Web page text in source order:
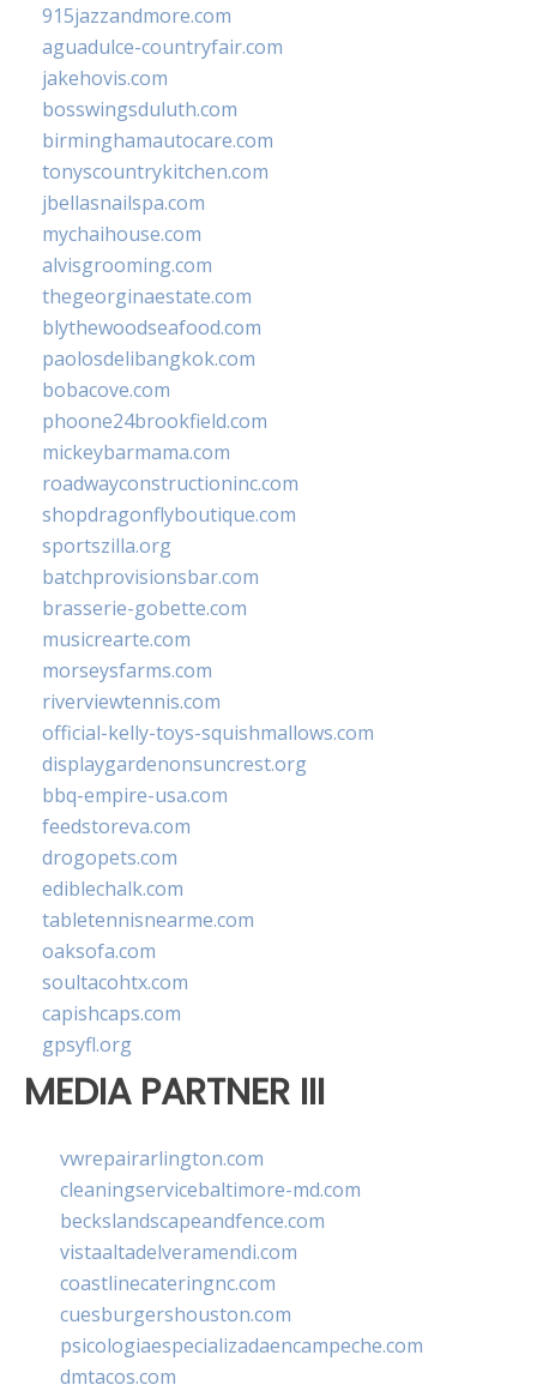
915jazzandmore.com
aguadulce-countryfair.com
jakehovis.com
bosswingsduluth.com
birminghamautocare.com
tonyscountrykitchen.com
jbellasnailspa.com
mychaihouse.com
alvisgrooming.com
thegeorginaestate.com
blythewoodseafood.com
paolosdelibangkok.com
bobacove.com
phoone24brookfield.com
mickeybarmama.com
roadwayconstructioninc.com
shopdragonflyboutique.com
sportszilla.org
batchprovisionsbar.com
brasserie-gobette.com
musicrearte.com
morseysfarms.com
riverviewtennis.com
official-kelly-toys-squishmallows.com
displaygardenonsuncrest.org
bbq-empire-usa.com
feedstoreva.com
drogopets.com
ediblechalk.com
tabletennisnearme.com
oaksofa.com
soultacohtx.com
capishcaps.com
gpsyfl.org
MEDIA PARTNER III
vwrepairarlington.com
cleaningservicebaltimore-md.com
beckslandscapeandfence.com
vistaaltadelveramendi.com
coastlinecateringnc.com
cuesburgershouston.com
psicologiaespecializadaencampeche.com
dmtacos.com